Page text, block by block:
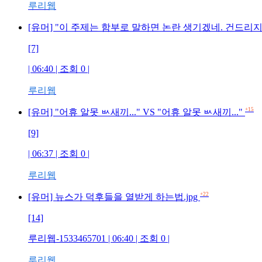
루리웹
[유머] "이 주제는 함부로 말하면 논란 생기겠네. 건드리
[7]
| 06:40 | 조회 0 |
루리웹
[유머] "어휴 알못 ㅄ새끼..." VS "어휴 알못 ㅄ새끼..." +15
[9]
| 06:37 | 조회 0 |
루리웹
[유머] 뉴스가 덕후들을 열받게 하는법.jpg +22
[14]
루리웹-1533465701 | 06:40 | 조회 0 |
루리웹